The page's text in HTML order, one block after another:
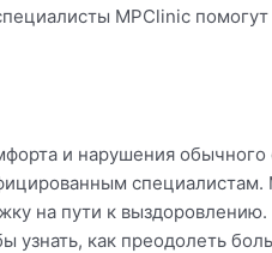
MPClinic помогут
и нарушения
специалистам.
на пути к выздоровлению.
узнать, как преодолеть